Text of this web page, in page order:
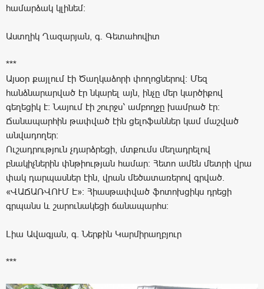
համարձակ կլինեմ:
Աստղիկ Ղազարյան, գ. Գետահովիտ
***
Այսօր քայլում էի Ծաղկաձորի փողոցներով: Մեզ
հանձնարարված էր նկարել այն, ինչը մեր կարծիքով
գեղեցիկ է: Նայում էի շուրջս՝ ամբողջը խամրած էր:
Ճանապարհին թափված էին ցելոֆաններ կամ մաշված
անվադողեր:
Ուշադրություն չդարձրեցի, մտքումս մեղադրելով
բնակիչներին փնթիության համար: Հետո ամեն մետրի վրա
փակ դարպասներ էին, վրան մեծատառերով գրված.
«ՎԱՃԱՌՎՈՒՄ Է»: Հիասթափված ֆոտոխցիկս դրեցի
գրպանս և շարունակեցի ճանապարհս:
Լիա Ավագյան, գ. Ներքին Կարմիրաղբյուր
***